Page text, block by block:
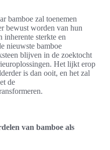
bamboe zal toenemen
bewust worden van hun
sterkte en
nieuwste bamboe
blijven in de zoektocht
Het lijkt erop
is dan ooit, en het zal
de
van bamboe als